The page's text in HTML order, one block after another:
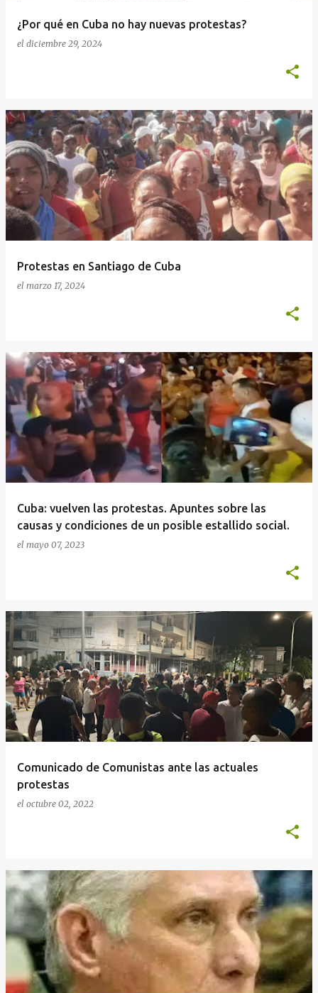
¿Por qué en Cuba no hay nuevas protestas?
el diciembre 29, 2024
Protestas en Santiago de Cuba
el marzo 17, 2024
Cuba: vuelven las protestas. Apuntes sobre las
causas y condiciones de un posible estallido social.
el mayo 07, 2023
Comunicado de Comunistas ante las actuales
protestas
el octubre 02, 2022